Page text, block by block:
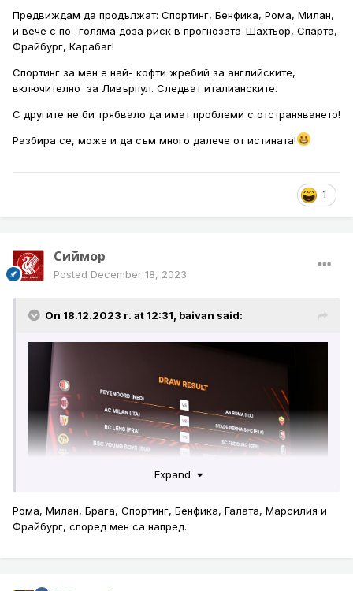
Предвиждам да продължат: Спортинг, Бенфика, Рома, Милан,
и вече с по- голяма доза риск в прогнозата-Шахтьор, Спарта,
Фрайбург, Карабаг!
Спортинг за мен е най- кофти жребий за английските,
включително за Ливърпул. Следват италианските.
С другите не би трябвало да имат проблеми с отстраняването!
Разбира се, може и да съм много далече от истината!
1
Сиймор
Posted December 18, 2023
On 18.12.2023 г. at 12:31, baivan said:
Expand
Рома, Милан, Брага, Спортинг, Бенфика, Галата, Марсилия и
Фрайбург, според мен са напред.